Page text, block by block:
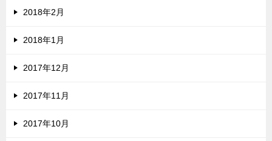
2018年2月
2018年1月
2017年12月
2017年11月
2017年10月